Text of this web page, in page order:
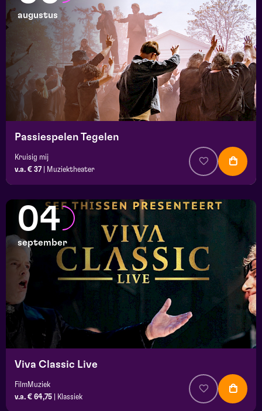
augustus
Passiespelen Tegelen
Kruisig mij
v.a. € 37
Muziektheater
04
september
Viva Classic Live
FilmMuziek
v.a. € 64,75
Klassiek